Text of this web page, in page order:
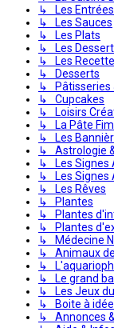
↳ Les Entrées
↳ Les Sauces
↳ Les Plats
↳ Les
↳ Les
↳ Desserts
↳ Pâtisseries
↳ Cupcakes
↳ Loisirs
↳ La Pâte
↳ Les
↳ Astrologie
↳ Les Signes
↳ Les Signes
↳ Les Rêves
↳ Plantes
↳ Plantes
↳ Plantes
↳ Médecine
↳ Animaux
↳
↳ Le grand
↳ Les Jeux
↳ Boite à
↳ Annonces